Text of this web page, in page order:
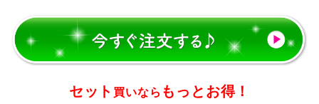
セット 買いなら もっとお得！